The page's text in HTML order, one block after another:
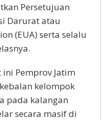
Persetujuan
Darurat atau
(EUA) serta selalu
Pemprov Jatim
kelompok
pada kalangan
secara masif di